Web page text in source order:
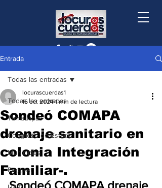
Entrada
Todas las entradas
Tamaulipas
Congreso de Estado
Municipios
Podcast
Todas las entradas
Sondeó COMAPA
drenaje sanitario en
colonia Integración
Familiar-.
locurascuerdas1
16 oct 2024 1 min de lectura
Sondeó COMAPA drenaje